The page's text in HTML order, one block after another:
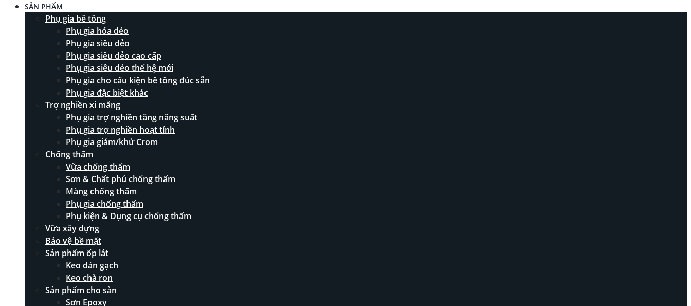
SẢN PHẨM
Phụ gia bê tông
Phụ gia hóa dẻo
Phụ gia siêu dẻo
Phụ gia siêu dẻo cao cấp
Phụ gia siêu dẻo thế hệ mới
Phụ gia cho cấu kiện bê tông đúc sẵn
Phụ gia đặc biệt khác
Trợ nghiền xi măng
Phụ gia trợ nghiền tăng năng suất
Phụ gia trợ nghiền hoạt tính
Phụ gia giảm/khử Crom
Chống thấm
Vữa chống thấm
Sơn & Chất phủ chống thấm
Màng chống thấm
Phụ gia chống thấm
Phụ kiện & Dụng cụ chống thấm
Vữa xây dựng
Bảo vệ bề mặt
Sản phẩm ốp lát
Keo dán gạch
Keo chà ron
Sản phẩm cho sàn
Sơn Epoxy